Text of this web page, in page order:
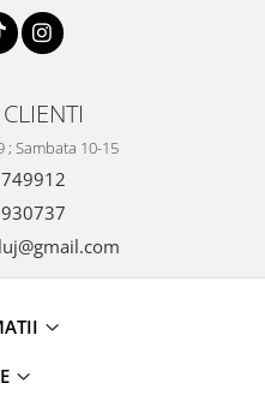
; Sambata 10-15